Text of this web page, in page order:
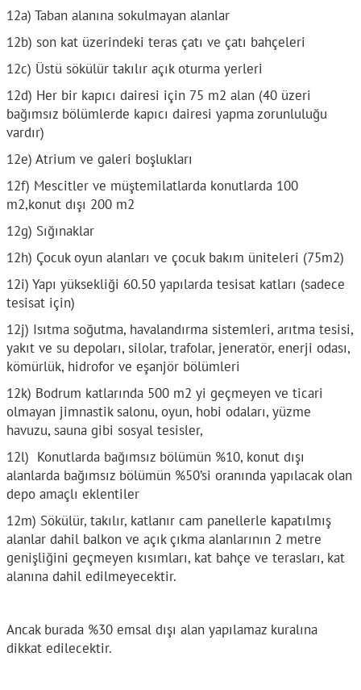
12a) Taban alanına sokulmayan alanlar
12b) son kat üzerindeki teras çatı ve çatı bahçeleri
12c) Üstü sökülür takılır açık oturma yerleri
12d) Her bir kapıcı dairesi için 75 m2 alan (40 üzeri
bağımsız bölümlerde kapıcı dairesi yapma zorunluluğu
vardır)
12e) Atrium ve galeri boşlukları
12f) Mescitler ve müştemilatlarda konutlarda 100
m2,konut dışı 200 m2
12g) Sığınaklar
12h) Çocuk oyun alanları ve çocuk bakım üniteleri (75m2)
12i) Yapı yüksekliği 60.50 yapılarda tesisat katları (sadece
tesisat için)
12j) Isıtma soğutma, havalandırma sistemleri, arıtma tesisi,
yakıt ve su depoları, silolar, trafolar, jeneratör, enerji odası,
kömürlük, hidrofor ve eşanjör bölümleri
12k) Bodrum katlarında 500 m2 yi geçmeyen ve ticari
olmayan jimnastik salonu, oyun, hobi odaları, yüzme
havuzu, sauna gibi sosyal tesisler,
12l) Konutlarda bağımsız bölümün %10, konut dışı
alanlarda bağımsız bölümün %50’si oranında yapılacak olan
depo amaçlı eklentiler
12m) Sökülür, takılır, katlanır cam panellerle kapatılmış
alanlar dahil balkon ve açık çıkma alanlarının 2 metre
genişliğini geçmeyen kısımları, kat bahçe ve terasları, kat
alanına dahil edilmeyecektir.
Ancak burada %30 emsal dışı alan yapılamaz kuralına
dikkat edilecektir.